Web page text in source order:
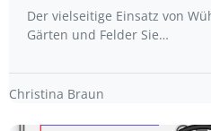
Der vielseitige Einsatz von
Gärten und Felder Sie…
Christina Braun